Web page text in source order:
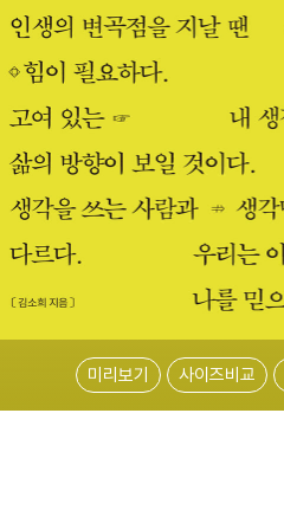
미리보기 사이즈비교